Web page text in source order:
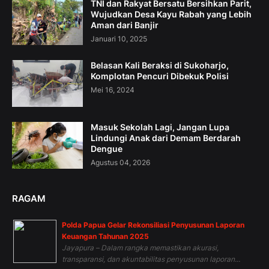
TNI dan Rakyat Bersatu Bersihkan Parit,
Wujudkan Desa Kayu Rabah yang Lebih
Aman dari Banjir
Januari 10, 2025
Belasan Kali Beraksi di Sukoharjo,
Komplotan Pencuri Dibekuk Polisi
Mei 16, 2024
Masuk Sekolah Lagi, Jangan Lupa
Lindungi Anak dari Demam Berdarah
Dengue
Agustus 04, 2026
RAGAM
Polda Papua Gelar Rekonsiliasi Penyusunan Laporan
Keuangan Tahunan 2025
Jayapura – Dalam rangka memastikan akurasi,
transparansi, dan akuntabilitas penyusunan laporan...